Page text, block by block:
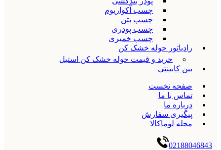
چسب آکواریوم
چسب بتن
چسب پودری
چسب خمیری
رادیاتور حوله خشک کن
خرید و قیمت حوله خشک کن استیل
بین کابینتی
صفحه نخست
تماس با ما
درباره ما
پیگیری سفارش
مجله لوماکالا
02188046843